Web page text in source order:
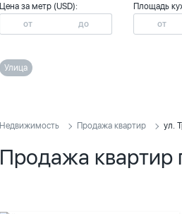
Цена за метр (USD): Площадь
Улица
Недвижимость Продажа квартир ул.
Продажа квартир